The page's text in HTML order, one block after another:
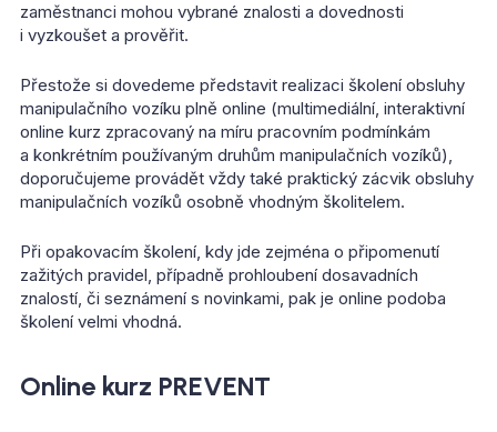
zaměstnanci mohou vybrané znalosti a dovednosti
i vyzkoušet a prověřit.
Přestože si dovedeme představit realizaci školení obsluhy
manipulačního vozíku plně online (multimediální, interaktivní
online kurz zpracovaný na míru pracovním podmínkám
a konkrétním používaným druhům manipulačních vozíků),
doporučujeme provádět vždy také praktický zácvik obsluhy
manipulačních vozíků osobně vhodným školitelem.
Při opakovacím školení, kdy jde zejména o připomenutí
zažitých pravidel, případně prohloubení dosavadních
znalostí, či seznámení s novinkami, pak je online podoba
školení velmi vhodná.
Online kurz PREVENT